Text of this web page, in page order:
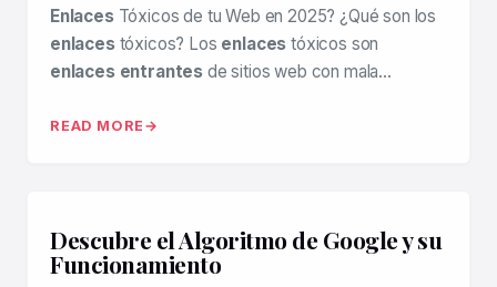
EnlacesTóxicos de tu Web en 2025? ¿Qué son los
enlacestóxicos? Los enlaces tóxicos son
enlaces entrantes de sitios web con mala…
READ MORE
Descubre el Algoritmo de Google y su
Funcionamiento